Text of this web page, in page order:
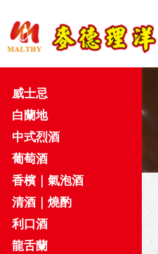
威士忌
白蘭地
中式烈酒
葡萄酒
香檳｜氣泡酒
清酒｜燒酌
利口酒
龍舌蘭